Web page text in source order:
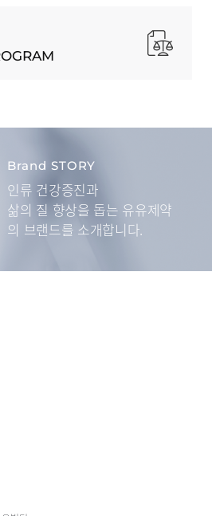
Brand STORY
인류 건강증진과
삶의 질 향상을 돕는 유유제약
의 브랜드를 소개합니다.